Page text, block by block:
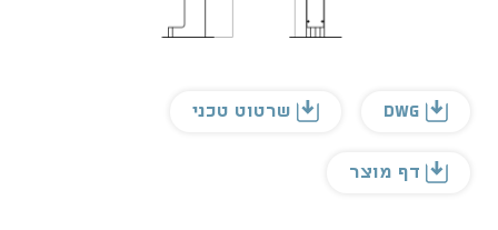
DWG שרטוט טכני
דף מוצר